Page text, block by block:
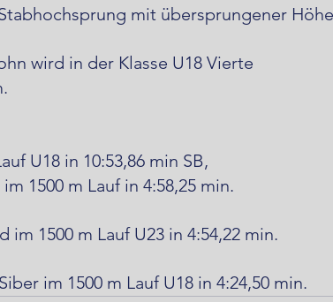
mit übersprungener
wird in der Klasse U18 Vierte
U18 in 10:53,86 min SB,
1500 m Lauf in 4:58,25 min.
1500 m Lauf U23 in 4:54,22 min.
im 1500 m Lauf U18 in 4:24,50 min.